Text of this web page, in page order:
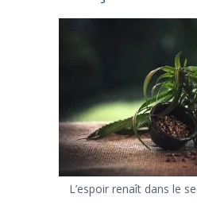
L’espoir renaît dans le